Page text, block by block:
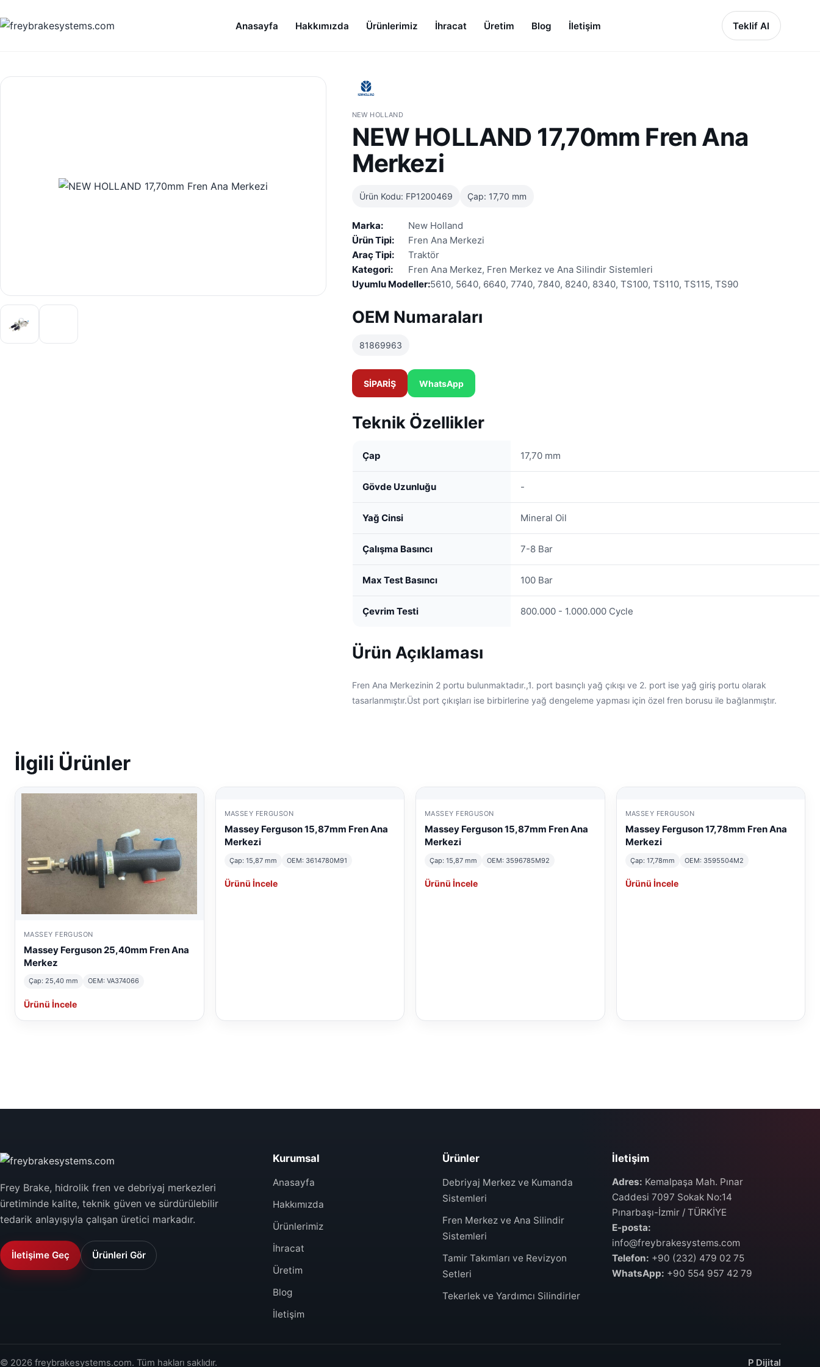
Anasayfa Hakkımızda Ürünlerimiz İhracat Üretim Blog İletişim Teklif Al
NEW HOLLAND
NEW HOLLAND 17,70mm Fren Ana
Merkezi
Ürün Kodu: FP1200469 Çap: 17,70 mm
Marka:
New Holland
Ürün Tipi:
Fren Ana Merkezi
Araç Tipi:
Traktör
Kategori:
Fren Ana Merkez, Fren Merkez ve Ana Silindir Sistemleri
Uyumlu Modeller:5610, 5640, 6640, 7740, 7840, 8240, 8340, TS100, TS110, TS115, TS90
OEM Numaraları
81869963
SİPARİŞ WhatsApp
Teknik Özellikler
Çap 17,70 mm
Gövde Uzunluğu -
Yağ Cinsi Mineral Oil
Çalışma Basıncı 7-8 Bar
Max Test Basıncı 100 Bar
Çevrim Testi 800.000 - 1.000.000 Cycle
Ürün Açıklaması
Fren Ana Merkezinin 2 portu bulunmaktadır.,1. port basınçlı yağ çıkışı ve 2. port ise yağ giriş portu olarak
tasarlanmıştır.Üst port çıkışları ise birbirlerine yağ dengeleme yapması için özel fren borusu ile bağlanmıştır.
İlgili Ürünler
MASSEY FERGUSON
Massey Ferguson 25,40mm Fren Ana
Merkez
Çap: 25,40 mm OEM: VA374066
Ürünü İncele
MASSEY FERGUSON
Massey Ferguson 15,87mm Fren Ana
Merkezi
Çap: 15,87 mm OEM: 3614780M91
Ürünü İncele
MASSEY FERGUSON
Massey Ferguson 15,87mm Fren Ana
Merkezi
Çap: 15,87 mm OEM: 3596785M92
Ürünü İncele
MASSEY FERGUSON
Massey Ferguson 17,78mm Fren Ana
Merkezi
Çap: 17,78mm OEM: 3595504M2
Ürünü İncele
Frey Brake, hidrolik fren ve debriyaj merkezleri
üretiminde kalite, teknik güven ve sürdürülebilir
tedarik anlayışıyla çalışan üretici markadır.
İletişime Geç Ürünleri Gör
Kurumsal
Anasayfa
Hakkımızda
Ürünlerimiz
İhracat
Üretim
Blog
İletişim
Ürünler
Debriyaj Merkez ve Kumanda
Sistemleri
Fren Merkez ve Ana Silindir
Sistemleri
Tamir Takımları ve Revizyon
Setleri
Tekerlek ve Yardımcı Silindirler
İletişim
Adres: Kemalpaşa Mah. Pınar
Caddesi 7097 Sokak No:14
Pınarbaşı-İzmir / TÜRKİYE
E-posta:
info@freybrakesystems.com
Telefon: +90 (232) 479 02 75
WhatsApp: +90 554 957 42 79
© 2026 freybrakesystems.com. Tüm hakları saklıdır. P Dijital